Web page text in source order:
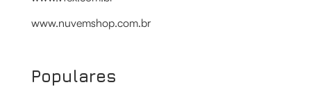
www.nuvemshop.com.br
Populares